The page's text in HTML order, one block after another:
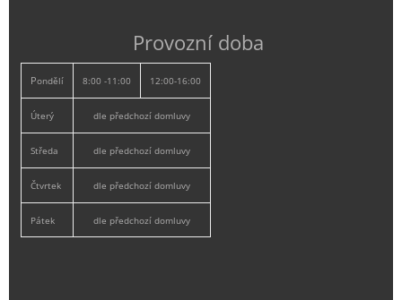
Provozní doba
Pondělí 8:00 -11:00 12:00-16:00
Úterý dle předchozí domluvy
Středa dle předchozí domluvy
Čtvrtek dle předchozí domluvy
Pátek dle předchozí domluvy